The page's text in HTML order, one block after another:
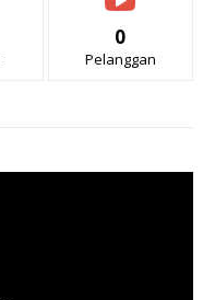
0
Pelanggan